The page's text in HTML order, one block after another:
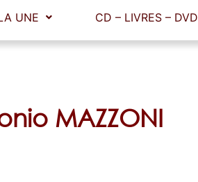
UNE CD – LIVRES – DVD
MAZZONI